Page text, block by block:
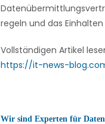
regeln und das
Vollständigen Artikel
https://it-news-
Wir sind Experten für